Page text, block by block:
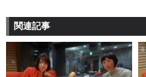
関連記事